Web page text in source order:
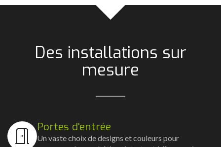
Des installations sur
mesure
Portes d'entrée
Un vaste choix de designs et couleurs pour